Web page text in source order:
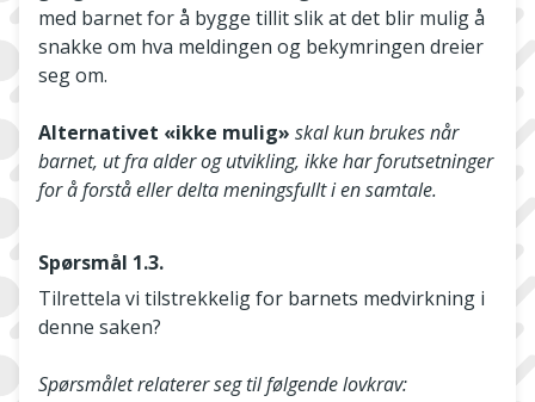
med barnet for å bygge tillit slik at det blir mulig å
snakke om hva meldingen og bekymringen dreier
seg om.
Alternativet «ikke mulig» skal kun brukes når
barnet, ut fra alder og utvikling, ikke har forutsetninger
for å forstå eller delta meningsfullt i en samtale.
Spørsmål 1.3.
Tilrettela vi tilstrekkelig for barnets medvirkning i
denne saken?
Spørsmålet relaterer seg til følgende lovkrav: